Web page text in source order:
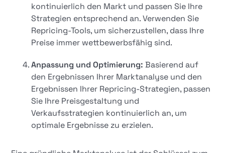
kontinuierlich den Markt und passen Sie Ihre
Strategien entsprechend an. Verwenden Sie
Repricing-Tools, um sicherzustellen, dass Ihre
Preise immer wettbewerbsfähig sind.
Anpassung und Optimierung: Basierend auf
den Ergebnissen Ihrer Marktanalyse und den
Ergebnissen Ihrer Repricing-Strategien, passen
Sie Ihre Preisgestaltung und
Verkaufsstrategien kontinuierlich an, um
optimale Ergebnisse zu erzielen.